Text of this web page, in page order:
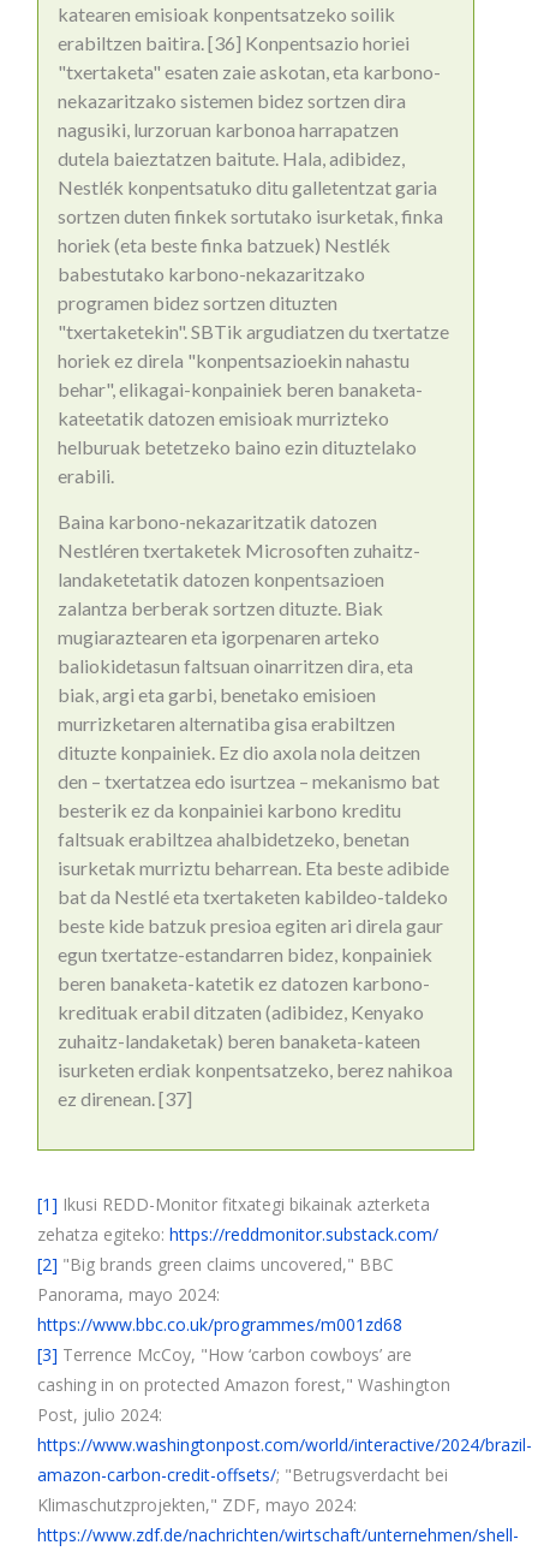
katearen emisioak konpentsatzeko soilik
erabiltzen baitira. [36] Konpentsazio horiei
"txertaketa" esaten zaie askotan, eta karbono-
nekazaritzako sistemen bidez sortzen dira
nagusiki, lurzoruan karbonoa harrapatzen
dutela baieztatzen baitute. Hala, adibidez,
Nestlék konpentsatuko ditu galletentzat garia
sortzen duten finkek sortutako isurketak, finka
horiek (eta beste finka batzuek) Nestlék
babestutako karbono-nekazaritzako
programen bidez sortzen dituzten
"txertaketekin". SBTik argudiatzen du txertatze
horiek ez direla "konpentsazioekin nahastu
behar", elikagai-konpainiek beren banaketa-
kateetatik datozen emisioak murrizteko
helburuak betetzeko baino ezin dituztelako
erabili.
Baina karbono-nekazaritzatik datozen
Nestléren txertaketek Microsoften zuhaitz-
landaketetatik datozen konpentsazioen
zalantza berberak sortzen dituzte. Biak
mugiaraztearen eta igorpenaren arteko
baliokidetasun faltsuan oinarritzen dira, eta
biak, argi eta garbi, benetako emisioen
murrizketaren alternatiba gisa erabiltzen
dituzte konpainiek. Ez dio axola nola deitzen
den – txertatzea edo isurtzea – mekanismo bat
besterik ez da konpainiei karbono kreditu
faltsuak erabiltzea ahalbidetzeko, benetan
isurketak murriztu beharrean. Eta beste adibide
bat da Nestlé eta txertaketen kabildeo-taldeko
beste kide batzuk presioa egiten ari direla gaur
egun txertatze-estandarren bidez, konpainiek
beren banaketa-katetik ez datozen karbono-
kredituak erabil ditzaten (adibidez, Kenyako
zuhaitz-landaketak) beren banaketa-kateen
isurketen erdiak konpentsatzeko, berez nahikoa
ez direnean. [37]
[1] Ikusi REDD-Monitor fitxategi bikainak azterketa
zehatza egiteko: https://reddmonitor.substack.com/
[2] "Big brands green claims uncovered," BBC
Panorama, mayo 2024:
https://www.bbc.co.uk/programmes/m001zd68
[3] Terrence McCoy, "How ‘carbon cowboys’ are
cashing in on protected Amazon forest," Washington
Post, julio 2024:
https://www.washingtonpost.com/world/interactive/2024/brazil-
amazon-carbon-credit-offsets/; "Betrugsverdacht bei
Klimaschutzprojekten," ZDF, mayo 2024:
https://www.zdf.de/nachrichten/wirtschaft/unternehmen/shell-